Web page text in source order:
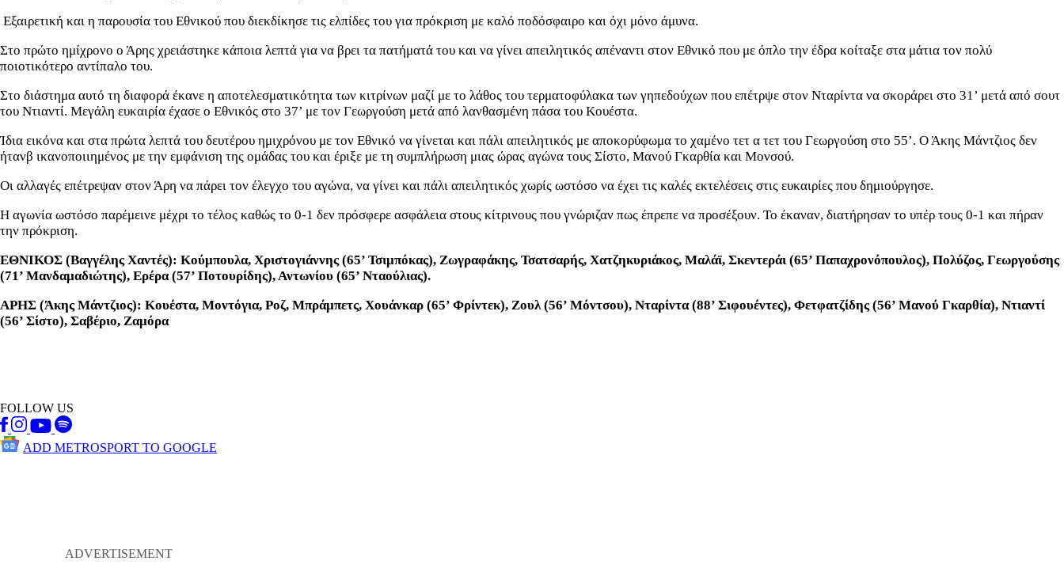
Εξαιρετική και η παρουσία του Εθνικού που διεκδίκησε τις ελπίδες του για πρόκριση με καλό ποδόσφαιρο και όχι μόνο άμυνα.
Στο πρώτο ημίχρονο ο Άρης χρειάστηκε κάποια λεπτά για να βρει τα πατήματά του και να γίνει απειλητικός απέναντι στον Εθνικό που με όπλο την έδρα κοίταξε στα μάτια τον πολύ
ποιοτικότερο αντίπαλο του.
Στο διάστημα αυτό τη διαφορά έκανε η αποτελεσματικότητα των κιτρίνων μαζί με το λάθος του τερματοφύλακα των γηπεδούχων που επέτρψε στον Νταρίντα να σκοράρει στο 31’ μετά από σουτ
του Ντιαντί. Μεγάλη ευκαιρία έχασε ο Εθνικός στο 37’ με τον Γεωργούση μετά από λανθασμένη πάσα του Κουέστα.
Ίδια εικόνα και στα πρώτα λεπτά του δευτέρου ημιχρόνου με τον Εθνικό να γίνεται και πάλι απειλητικός με αποκορύφωμα το χαμένο τετ α τετ του Γεωργούση στο 55’. Ο Άκης Μάντζιος δεν
ήτανβ ικανοποιιημένος με την εμφάνιση της ομάδας του και έριξε με τη συμπλήρωση μιας ώρας αγώνα τους Σίστο, Μανού Γκαρθία και Μονσού.
Οι αλλαγές επέτρεψαν στον Άρη να πάρει τον έλεγχο του αγώνα, να γίνει και πάλι απειλητικός χωρίς ωστόσο να έχει τις καλές εκτελέσεις στις ευκαιρίες που δημιούργησε.
Η αγωνία ωστόσο παρέμεινε μέχρι το τέλος καθώς το 0-1 δεν πρόσφερε ασφάλεια στους κίτρινους που γνώριζαν πως έπρεπε να προσέξουν. Το έκαναν, διατήρησαν το υπέρ τους 0-1 και πήραν
την πρόκριση.
ΕΘΝΙΚΟΣ (Βαγγέλης Χαντές): Κούμπουλα, Χριστογιάννης (65’ Τσιμπόκας), Ζωγραφάκης, Τσατσαρής, Χατζηκυριάκος, Μαλάϊ, Σκεντεράι (65’ Παπαχρονόπουλος), Πολύζος, Γεωργούσης
(71’ Μανδαμαδιώτης), Ερέρα (57’ Ποτουρίδης), Αντωνίου (65’ Νταούλιας).
ΑΡΗΣ (Άκης Μάντζιος): Κουέστα, Μοντόγια, Ροζ, Μπράμπετς, Χουάνκαρ (65’ Φρίντεκ), Ζουλ (56’ Μόντσου), Νταρίντα (88’ Σιφουέντες), Φετφατζίδης (56’ Μανού Γκαρθία), Ντιαντί
(56’ Σίστο), Σαβέριο, Ζαμόρα
FOLLOW US
ADD METROSPORT TO GOOGLE